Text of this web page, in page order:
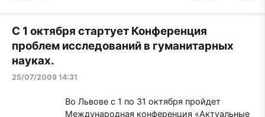
С 1 октября стартует Конференция
проблем исследований в гуманитарных
науках.
25/07/2009 14:31
Во Львове с 1 по 31 октября пройдет
Международная конференция «Актуальные